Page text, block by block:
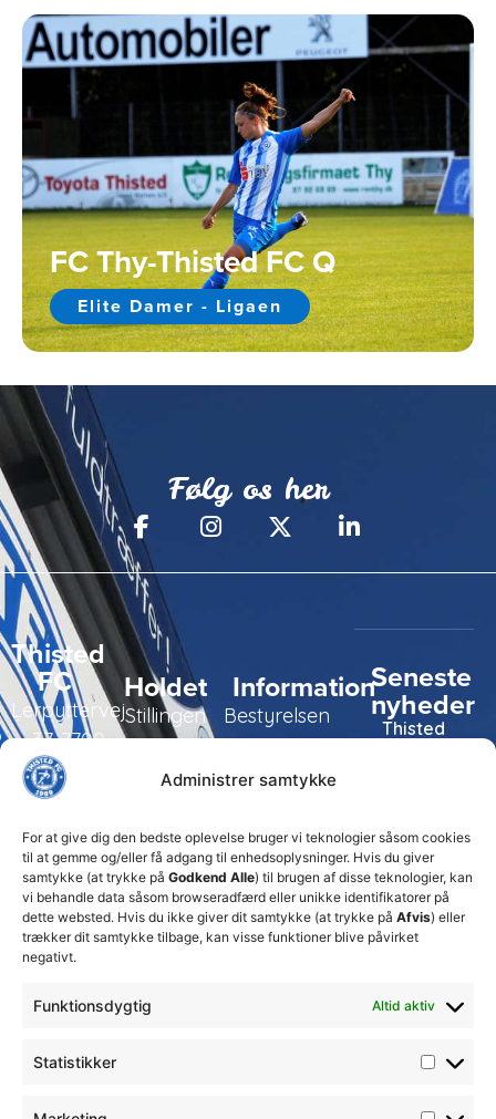
Administrer samtykke
For at give dig den bedste oplevelse bruger vi teknologier såsom cookies
til at gemme og/eller få adgang til enhedsoplysninger. Hvis du giver
samtykke (at trykke på Godkend Alle) til brugen af disse teknologier, kan
vi behandle data såsom browseradfærd eller unikke identifikatorer på
dette websted. Hvis du ikke giver dit samtykke (at trykke på Afvis) eller
trækker dit samtykke tilbage, kan visse funktioner blive påvirket
negativt.
Funktionsdygtig Altid aktiv
Statistikker
FC Thy-Thisted FC Q
Elite Damer - Ligaen
Følg os her
Thisted
FC
Lerpyttervej
37, 7700
Thisted
99 19
19
Holdet
Stillingen
Trænerteamet
Information
Bestyrelsen
ledelse
Erhverv
Club 500
Seneste
nyheder
Thisted
for at
sikre
klubbens
fremtid
15. juli 2026
𝘀𝗽𝗶𝗹𝗹𝗲𝗿
17. april 2026
Velkommen
til Emilie